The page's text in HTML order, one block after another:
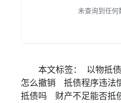
未查询到任何
本文标签： 以物抵
怎么撤销
抵债程序违法
抵债吗
财产不足能否抵